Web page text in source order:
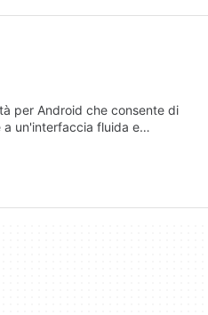
per Android che consente di
a un'interfaccia fluida e…